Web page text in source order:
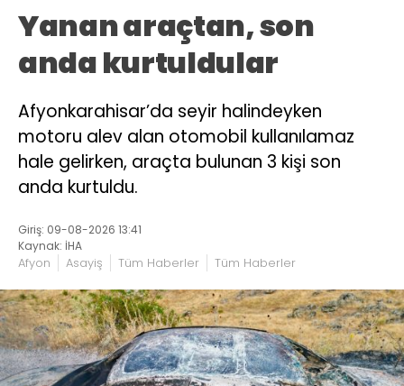
Yanan araçtan, son
anda kurtuldular
Afyonkarahisar’da seyir halindeyken
motoru alev alan otomobil kullanılamaz
hale gelirken, araçta bulunan 3 kişi son
anda kurtuldu.
Giriş: 09-08-2026 13:41
Kaynak: İHA
Afyon Asayiş Tüm Haberler Tüm Haberler